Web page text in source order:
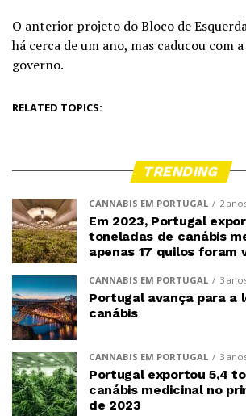
O anterior projeto do Bloco de
há cerca de um ano, mas caducou com
governo.
RELATED TOPICS:
TRENDING
CANNABIS EM PORTUGAL 2
Em 2023, Portugal
toneladas de canábis
apenas 17 quilos foram
CANNABIS EM PORTUGAL 3
Portugal avança para a
canábis
CANNABIS EM PORTUGAL 3
Portugal exportou 5,4
canábis medicinal no
de 2023